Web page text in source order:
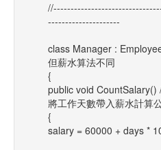
---------------------
class Manager :
但薪水算法不同
{
public void CountSalary()
將工作天數帶入薪水計算
{
salary = 60000 + days *